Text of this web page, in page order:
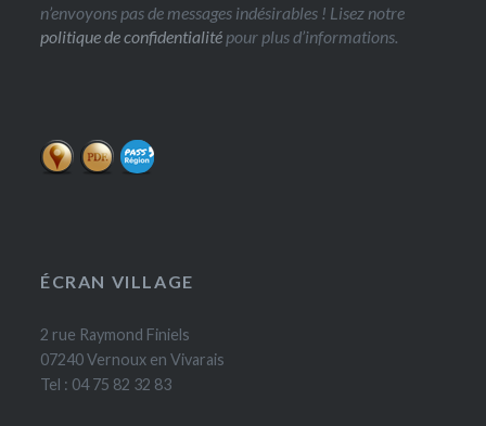
n’envoyons pas de messages indésirables ! Lisez notre
politique de confidentialité pour plus d’informations.
ÉCRAN VILLAGE
2 rue Raymond Finiels
07240 Vernoux en Vivarais
Tel : 04 75 82 32 83